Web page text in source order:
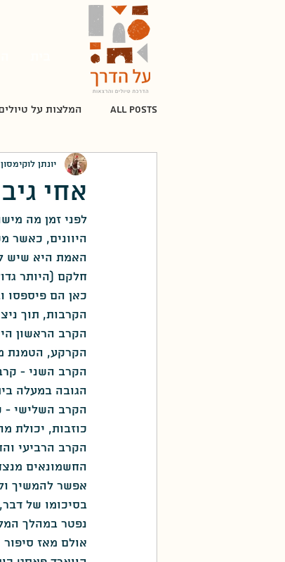
All Posts המלצות על
מלחמת העצמאות
מלחמת יום הכיפורים
העת החדשה חיים
פה כתבו את השירים
אחי
יונתן לוקימסון
לפני זמן מה
היוונים, כאשר
האמת היא שיש
חלקם (היותר
כאן הם פיספסו
הקרבות, תוך
הקרב הראשון
הקרקע, הטמנת
הקרב השני -
הגובה במעלה
הקרב השלישי -
כוזבות, יכולת
הקרב הרביעי
החשמונאים
אפשר להמשיך
בסיכומו של
נפטר במהלך
אולם מאז